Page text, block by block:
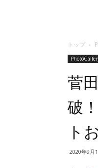
トップ
菅
破
ト
2020年9月